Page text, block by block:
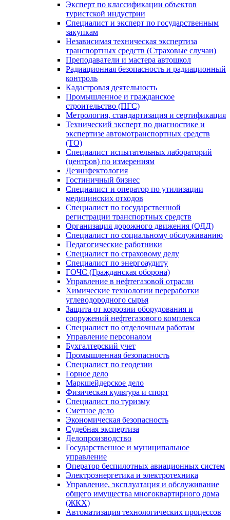
Эксперт по классификации объектов
туристской индустрии
Специалист и эксперт по государственным
закупкам
Независимая техническая экспертиза
транспортных средств (Страховые случаи)
Преподаватели и мастера автошкол
Радиационная безопасность и радиационный
контроль
Кадастровая деятельность
Промышленное и гражданское
строительство (ПГС)
Метрология, стандартизация и сертификация
Технический эксперт по диагностике и
экспертизе автомотранспортных средств
(ТО)
Специалист испытательных лабораторий
(центров) по измерениям
Дезинфектология
Гостиничный бизнес
Специалист и оператор по утилизации
медицинских отходов
Специалист по государственной
регистрации транспортных средств
Организация дорожного движения (ОДД)
Специалист по социальному обслуживанию
Педагогические работники
Специалист по страховому делу
Специалист по энергоаудиту
ГОЧС (Гражданская оборона)
Управление в нефтегазовой отрасли
Химические технологии переработки
углеводородного сырья
Защита от коррозии оборудования и
сооружений нефтегазового комплекса
Специалист по отделочным работам
Управление персоналом
Бухгалтерский учет
Промышленная безопасность
Специалист по геодезии
Горное дело
Маркшейдерское дело
Физическая культура и спорт
Специалист по туризму
Сметное дело
Экономическая безопасность
Судебная экспертиза
Делопроизводство
Государственное и муниципальное
управление
Оператор беспилотных авиационных систем
Электроэнергетика и электротехника
Управление, эксплуатация и обслуживание
общего имущества многоквартирного дома
(ЖКХ)
Автоматизация технологических процессов